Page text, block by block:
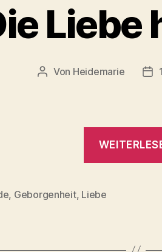
Liebe
Beitragsautor
Von Heidemarie
, Geborgenheit, Liebe